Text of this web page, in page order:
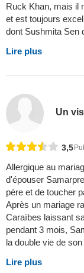
Ruck Khan, mais il
et est toujours
dont Sushmita Sen
Lire plus
Un
3,5
Allergique au
d'épouser
père et de toucher
Après un mariage
Caraïbes laissant
pendant 3 mois,
la double vie de
Lire plus